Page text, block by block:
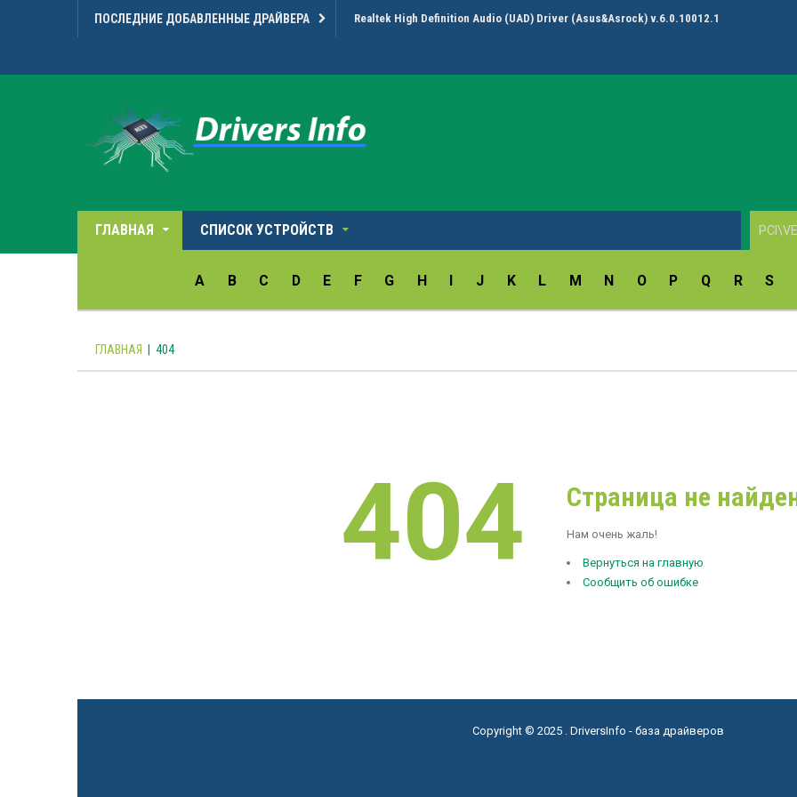
ПОСЛЕДНИЕ ДОБАВЛЕННЫЕ ДРАЙВЕРА Realtek High Definition Audio (UAD) Driver (Asus&Asrock) v.6.0.10012.1
ГЛАВНАЯ СПИСОК УСТРОЙСТВ
A B C D E F G H J K L M N O P Q R S
ГЛАВНАЯ 404
404 Страница не
Нам очень жаль!
Вернуться на главную
Сообщить об ошибке
Copyright © 2025 . DriversInfo - база драйверов